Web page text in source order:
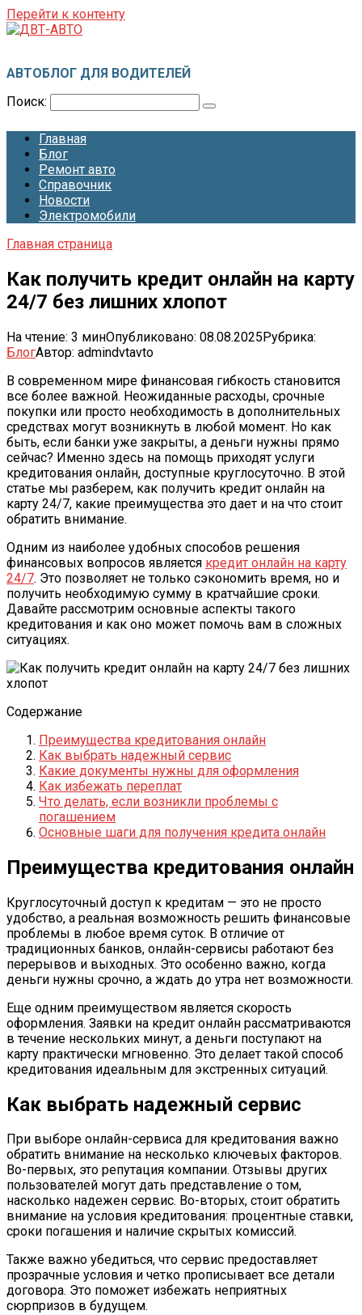
Перейти к контенту
АВТОБЛОГ ДЛЯ ВОДИТЕЛЕЙ
Поиск:
Главная
Блог
Ремонт авто
Справочник
Новости
Электромобили
Главная страница
Как получить кредит онлайн на карту
24/7 без лишних хлопот
На чтение: 3 минОпубликовано: 08.08.2025Рубрика:
БлогАвтор: admindvtavto
В современном мире финансовая гибкость становится
все более важной. Неожиданные расходы, срочные
покупки или просто необходимость в дополнительных
средствах могут возникнуть в любой момент. Но как
быть, если банки уже закрыты, а деньги нужны прямо
сейчас? Именно здесь на помощь приходят услуги
кредитования онлайн, доступные круглосуточно. В этой
статье мы разберем, как получить кредит онлайн на
карту 24/7, какие преимущества это дает и на что стоит
обратить внимание.
Одним из наиболее удобных способов решения
финансовых вопросов является кредит онлайн на карту
24/7. Это позволяет не только сэкономить время, но и
получить необходимую сумму в кратчайшие сроки.
Давайте рассмотрим основные аспекты такого
кредитования и как оно может помочь вам в сложных
ситуациях.
Содержание
Преимущества кредитования онлайн
Как выбрать надежный сервис
Какие документы нужны для оформления
Как избежать переплат
Что делать, если возникли проблемы с
погашением
Основные шаги для получения кредита онлайн
Преимущества кредитования онлайн
Круглосуточный доступ к кредитам — это не просто
удобство, а реальная возможность решить финансовые
проблемы в любое время суток. В отличие от
традиционных банков, онлайн-сервисы работают без
перерывов и выходных. Это особенно важно, когда
деньги нужны срочно, а ждать до утра нет возможности.
Еще одним преимуществом является скорость
оформления. Заявки на кредит онлайн рассматриваются
в течение нескольких минут, а деньги поступают на
карту практически мгновенно. Это делает такой способ
кредитования идеальным для экстренных ситуаций.
Как выбрать надежный сервис
При выборе онлайн-сервиса для кредитования важно
обратить внимание на несколько ключевых факторов.
Во-первых, это репутация компании. Отзывы других
пользователей могут дать представление о том,
насколько надежен сервис. Во-вторых, стоит обратить
внимание на условия кредитования: процентные ставки,
сроки погашения и наличие скрытых комиссий.
Также важно убедиться, что сервис предоставляет
прозрачные условия и четко прописывает все детали
договора. Это поможет избежать неприятных
сюрпризов в будущем.